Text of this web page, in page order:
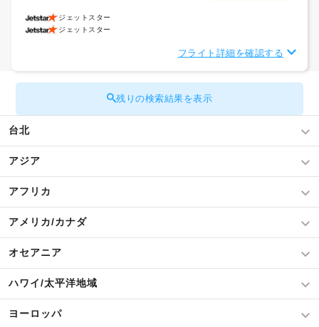
ジェットスター
ジェットスター
フライト詳細を確認する
残りの検索結果を表示
台北
アジア
アフリカ
アメリカ/カナダ
オセアニア
ハワイ/太平洋地域
ヨーロッパ